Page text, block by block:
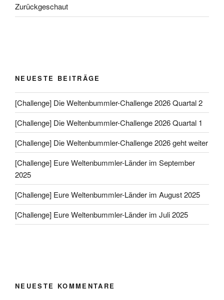
Zurückgeschaut
NEUESTE BEITRÄGE
[Challenge] Die Weltenbummler-Challenge 2026 Quartal 2
[Challenge] Die Weltenbummler-Challenge 2026 Quartal 1
[Challenge] Die Weltenbummler-Challenge 2026 geht weiter
[Challenge] Eure Weltenbummler-Länder im September
2025
[Challenge] Eure Weltenbummler-Länder im August 2025
[Challenge] Eure Weltenbummler-Länder im Juli 2025
NEUESTE KOMMENTARE